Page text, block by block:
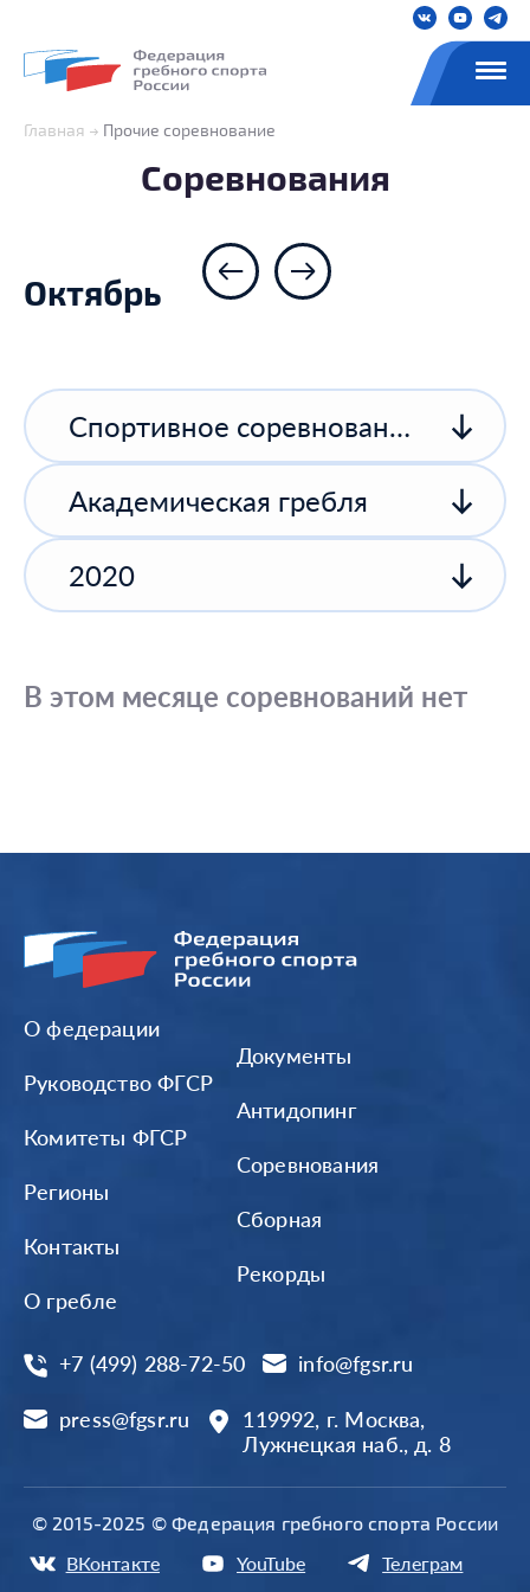
Главная Прочие соревнование
Соревнования
Октябрь
Спортивное соревнование спортивной организации
Академическая гребля
2020
В этом месяце соревнований нет
О федерации
Руководство ФГСР
Комитеты ФГСР
Регионы
Контакты
О гребле
Документы
Антидопинг
Соревнования
Сборная
Рекорды
+7 (499) 288-72-50 info@fgsr.ru
press@fgsr.ru
119992, г. Москва,
Лужнецкая наб., д. 8
© 2015-2025 © Федерация гребного спорта России
ВКонтакте YouTube Телеграм